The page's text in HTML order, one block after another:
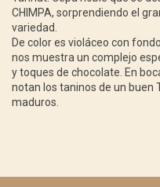
CHIMPA, sorprendiendo el
variedad.
De color es violáceo con
nos muestra un complejo
y toques de chocolate. En
notan los taninos de un buen
maduros.